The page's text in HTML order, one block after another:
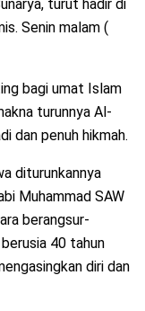
turut hadir di
Senin malam (
bagi umat Islam
turunnya Al-
dan penuh hikmah.
diturunkannya
Muhammad SAW
berangsur-
40 tahun
diri dan